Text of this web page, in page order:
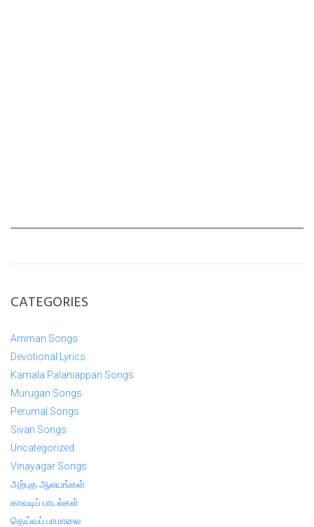
CATEGORIES
Amman Songs
Devotional Lyrics
Kamala Palaniappan Songs
Murugan Songs
Perumal Songs
Sivan Songs
Uncategorized
Vinayagar Songs
அற்புத ஆலயங்கள்
காவடிப் பாடல்கள்
தெய்வப் பாமாலை